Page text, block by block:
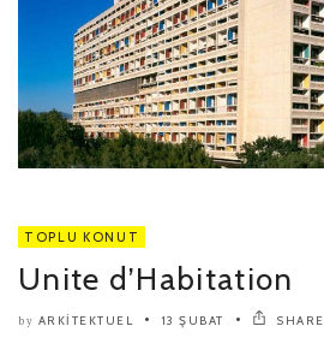
TOPLU KONUT
Unite d’Habitation
by ARKITEKTUEL 13 ŞUBAT SHARE